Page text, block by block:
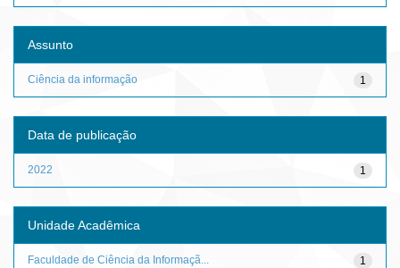
Assunto
1
Ciência da informação
Data de publicação
1
2022
Unidade Acadêmica
1
Faculdade de Ciência da Informaçã...